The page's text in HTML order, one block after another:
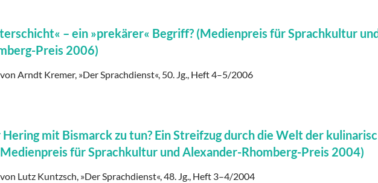
– ein »prekärer« Begriff? (Medienpreis für Sprachkultur
Preis 2006)
Arndt Kremer, »Der Sprachdienst«, 50. Jg., Heft 4–5/2006
Hering mit Bismarck zu tun? Ein Streifzug durch die Welt der
für Sprachkultur und Alexander-Rhomberg-Preis 2004)
Lutz Kuntzsch, »Der Sprachdienst«, 48. Jg., Heft 3–4/2004